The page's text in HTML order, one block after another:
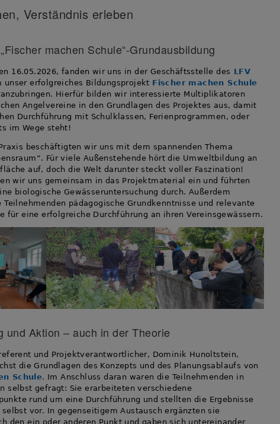
Verständnis erleben
machen Schule“-Grundausbildung
16.05.2026, fanden wir uns in der Geschäftsstelle des LFV
unser erfolgreiches Bildungsprojekt Fischer machen Schule
Hierfür bilden wir interessierte Multiplikatoren
Angelvereine in den Grundlagen des Projektes aus, damit
Durchführung mit Schulklassen, Ferienprogrammen, oder
im Wege steht!
beschäftigten wir uns mit dem spannenden Thema
Für viele Außenstehende hört die Umweltbildung an
auf, doch die Welt darunter steckt voller Faszination!
wir uns gemeinsam in das Projektmaterial ein und führten
biologische Gewässeruntersuchung durch. Außerdem
Teilnehmenden pädagogische Grundkenntnisse und relevante
für eine erfolgreiche Durchführung an ihren Vereinsgewässern.
und Aktion – auch in der Theorie
und Projektverantwortlicher, Dominik Hunoltstein,
die Grundlagen des Konzepts und des Planungsablaufs von
Schule. Im Anschluss daran waren die Teilnehmenden in
selbst gefragt: Sie erarbeiteten verschiedene
rund um eine Durchführung und stellten die Ergebnisse
selbst vor. In gegenseitigem Austausch ergänzten sie
den ein oder anderen Punkt und gaben sich untereinander